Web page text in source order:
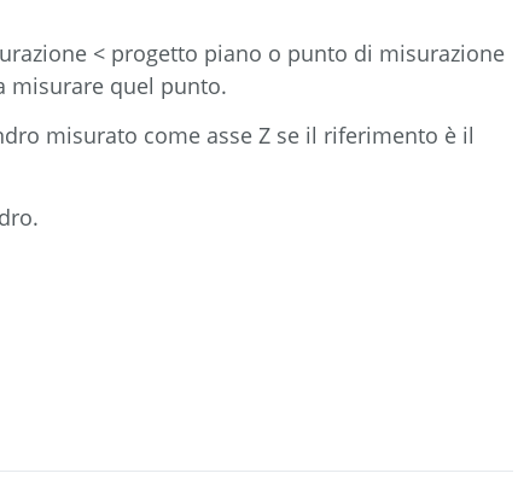
< progetto piano o punto di misurazione
misurare quel punto.
misurato come asse Z se il riferimento è il